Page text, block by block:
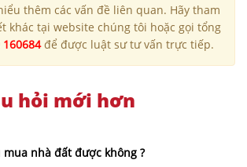
thêm các vấn đề liên quan. Hãy tham
khác tại website chúng tôi hoặc gọi tổng
160684để được luật sư tư vấn trực tiếp.
hỏi mới hơn
mua nhà đất được không ?